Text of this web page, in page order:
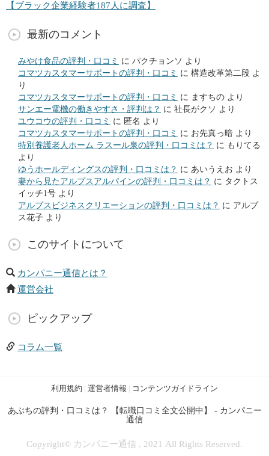
【ブラック企業経験者187人に調査】
最新のコメント
みやけ食品の評判・口コミ に パクチョンソ より
コマツカスタマーサポートの評判・口コミ に 構造改革第二段 よ
り
コマツカスタマーサポートの評判・口コミ に ますちの より
サンエー電機の働きやすさ・評判は？ に 社長がクソ より
ユウコウの評判・口コミ に 匿名 より
コマツカスタマーサポートの評判・口コミ に お先真っ暗 より
特別養護老人ホーム ラスール泉の評判・口コミは？ に もりてる
より
ゆうホールディングスの評判・口コミは？ に あいうえお より
妻から見たアルプスアルパインの評判・口コミは？ に タクトス
イッチ1号 より
アルプスビジネスクリエーションの評判・口コミは？ に アルプ
ス花子 より
このサイトについて
カンパニー通信とは？
運営会社
ピックアップ
コラム一覧
利用規約 | 運営者情報 | コンテンツガイドライン
あぶちの評判・口コミは？ 【転職口コミ全文公開中】 - カンパニー
通信
Copyright© カンパニー通信 , 2021 All Rights Reserved.